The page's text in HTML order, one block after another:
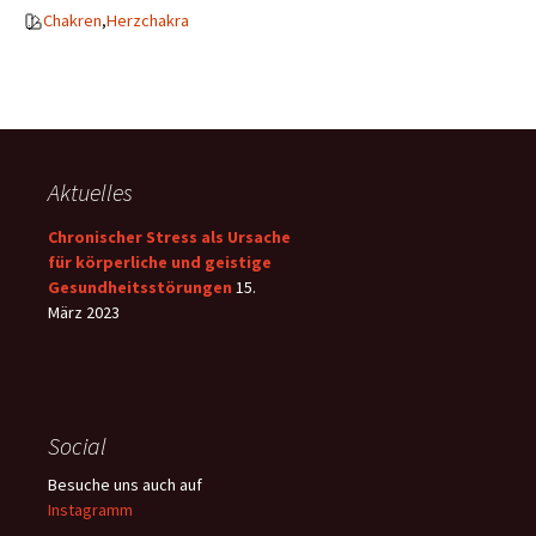
Chakren,Herzchakra
Aktuelles
Chronischer Stress als Ursache
für körperliche und geistige
Gesundheitsstörungen 15.
März 2023
Social
Besuche uns auch auf
Instagramm